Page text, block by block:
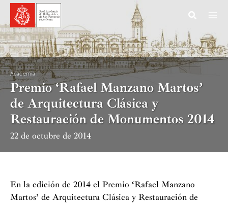
contenido
Academia
Premio ‘Rafael Manzano Martos’
de Arquitectura Clásica y
Restauración de Monumentos 2014
22 de octubre de 2014
En la edición de 2014 el Premio ‘Rafael Manzano
Martos’ de Arquitectura Clásica y Restauración de